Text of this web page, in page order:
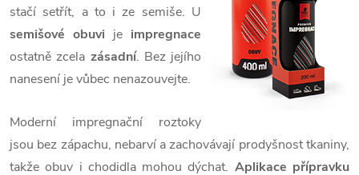
stačí setřít, a to i ze semiše. U
semišové obuvi je impregnace
ostatně zcela zásadní. Bez jejího
nanesení je vůbec nenazouvejte.
Moderní impregnační roztoky
jsou bez zápachu, nebarví a zachovávají prodyšnost tkaniny,
takže obuv i chodidla mohou dýchat. Aplikace přípravku